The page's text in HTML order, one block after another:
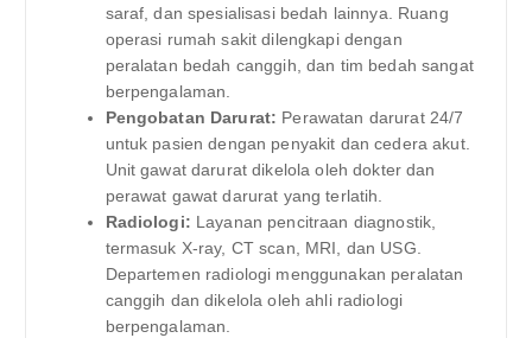
saraf, dan spesialisasi bedah lainnya. Ruang
operasi rumah sakit dilengkapi dengan
peralatan bedah canggih, dan tim bedah sangat
berpengalaman.
Pengobatan Darurat: Perawatan darurat 24/7
untuk pasien dengan penyakit dan cedera akut.
Unit gawat darurat dikelola oleh dokter dan
perawat gawat darurat yang terlatih.
Radiologi: Layanan pencitraan diagnostik,
termasuk X-ray, CT scan, MRI, dan USG.
Departemen radiologi menggunakan peralatan
canggih dan dikelola oleh ahli radiologi
berpengalaman.